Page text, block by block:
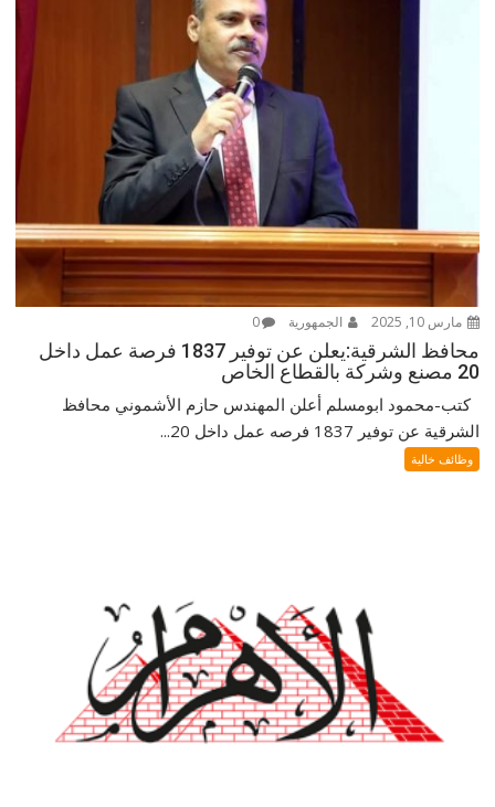
مارس 10, 2025 الجمهورية 0
محافظ الشرقية:يعلن عن توفير 1837 فرصة عمل داخل
20 مصنع وشركة بالقطاع الخاص
كتب-محمود ابومسلم أعلن المهندس حازم الأشموني محافظ
الشرقية عن توفير 1837 فرصه عمل داخل 20...
وظائف خالية